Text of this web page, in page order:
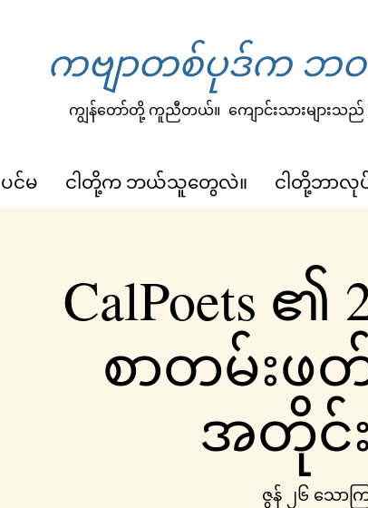
ကဗျာတစ်ပုဒ်က ဘဝ
ကျွန်တော်တို့ ကူညီတယ်။ ကျောင်းသားများ
ပင်မ ငါတို့က ဘယ်သူတွေလဲ။ ငါတို့ဘာလု
CalPoets
စာတမ်းဖ
အတိုင်
ဇွန် ၂၆ သောက